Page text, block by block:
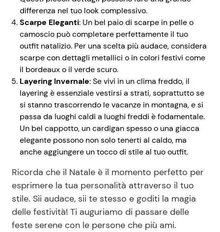
differenza nel tuo look complessivo.
Scarpe Eleganti: Un bel paio di scarpe in pelle o
camoscio può completare perfettamente il tuo
outfit natalizio. Per una scelta più audace, considera
scarpe con dettagli metallici o in colori festivi come
il bordeaux o il verde scuro.
Layering Invernale: Se vivi in un clima freddo, il
layering è essenziale vestirsi a strati, soprattutto se
si stanno trascorrendo le vacanze in montagna, e si
passa da luoghi caldi a luoghi freddi è fodamentale.
Un bel cappotto, un cardigan spesso o una giacca
elegante possono non solo tenerti al caldo, ma
anche aggiungere un tocco di stile al tuo outfit.
Ricorda che il Natale è il momento perfetto per
esprimere la tua personalità attraverso il tuo
stile. Sii audace, sii te stesso e goditi la magia
delle festività! Ti auguriamo di passare delle
feste serene con le persone che più ami.